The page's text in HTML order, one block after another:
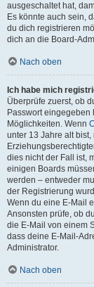
ausgeschaltet hat,
Es könnte auch sein,
du dich registrieren
dich an die Board-
Nach oben
Ich habe mich
Überprüfe zuerst, ob
Passwort eingegeben
Möglichkeiten. Wenn
unter 13 Jahre alt
dies nicht der Fall ist,
einigen Boards
werden – entweder
der Registrierung
Wenn du eine E-Mail
Ansonsten prüfe, ob
die E-Mail von einem
dass deine E-Mail-
Administrator.
Nach oben